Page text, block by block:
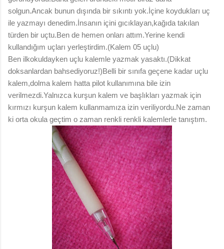
solgun.Ancak bunun dışında bir sıkıntı yok.İçine koydukları uç
ile yazmayı denedim.İnsanın içini gıcıklayan,kağıda takılan
türden bir uçtu.Ben de hemen onları attım.Yerine kendi
kullandığım uçları yerleştirdim.(Kalem 05 uçlu)
Ben ilkokuldayken uçlu kalemle yazmak yasaktı.(Dikkat
doksanlardan bahsediyoruz!)Belli bir sınıfa geçene kadar uçlu
kalem,dolma kalem hatta pilot kullanımına bile izin
verilmezdi.Yalnızca kurşun kalem ve başlıkları yazmak için
kırmızı kurşun kalem kullanmamıza izin veriliyordu.Ne zaman
ki orta okula geçtim o zaman renkli renkli kalemlerle tanıştım.